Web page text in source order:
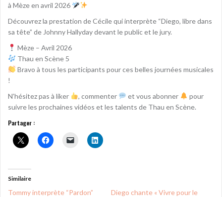
à Mèze en avril 2026
Découvrez la prestation de Cécile qui interprète “Diego, libre dans
sa tête” de Johnny Hallyday devant le public et le jury.
Mèze – Avril 2026
Thau en Scène 5
Bravo à tous les participants pour ces belles journées musicales
!
N’hésitez pas à liker
, commenter et vous abonner
pour
suivre les prochaines vidéos et les talents de Thau en Scène.
Partager :
Similaire
Tommy interprète “Pardon”
Diego chante « Vivre pour le